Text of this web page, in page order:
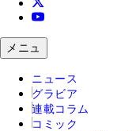
メニュ
ニュース
グラビア
連載コラム
コミック